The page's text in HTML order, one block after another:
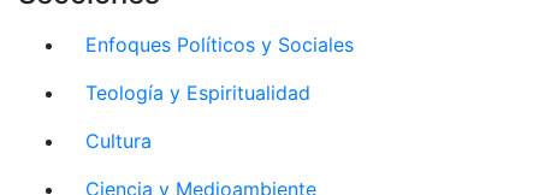
Enfoques Políticos y Sociales
Teología y Espiritualidad
Cultura
Ciencia y Medioambiente